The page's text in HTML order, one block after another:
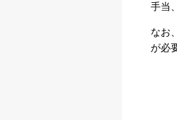
手当
なお
が必